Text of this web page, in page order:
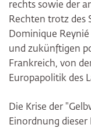
rechts sowie der
Rechten trotz des
Dominique
und zukünftigen
Frankreich, von
Europapolitik des
Die Krise der
Einordnung